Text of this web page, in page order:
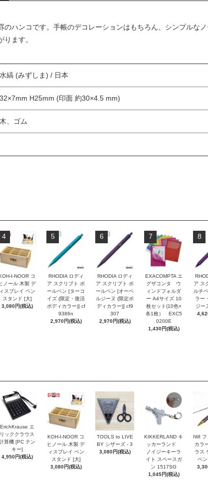
ハンコです。手帳のデコレーションはもちろん、シンプルな
ます。
水縞 (みずしま) / 日本
32×7mm H25mm (印面 約30×4.5 mm)
木、ゴム
4
I-NOOR コ
ノール 木製 デ
ィスプレイ ペン
スタンド [大]
3,080円(税込)
5
RHODIA ロディ
ア スクリプト ボ
ールペン [ターコ
イズ (限定・復活
ボディカラー)] cf
9386n
2,970円(税込)
6
RHODIA ロディ
ア スクリプト ボ
ールペン [オーベ
ルジーヌ (限定ボ
ディカラー)] cf9
307
2,970円(税込)
7
EXACOMPTA エ
グザコンタ ウ
ィンドフォルダ
ー A4サイズ 10
枚セット(10色×
各1枚） EXC5
0200E
1,430円(税込)
8
ア ス
ルチ
ラー
ジー
ErichKrause エ
リッククラウス
算機 [PC テン
キー]
4,950円(税込)
KOH-I-NOOR コ
ヒノール 木製 デ
ィスプレイ ペン
スタンド [大]
3,080円(税込)
TOOLS to LIVE
BY シザーズ - 3
3,080円(税込)
KIKKERLAND キ
ッカーランド
ノイジーキーラ
イト スペースガ
ン 1517SG
1,045円(税込)
IWI
カラ
ラス
ペ